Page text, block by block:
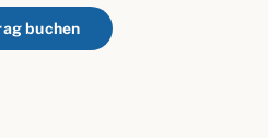
buchen